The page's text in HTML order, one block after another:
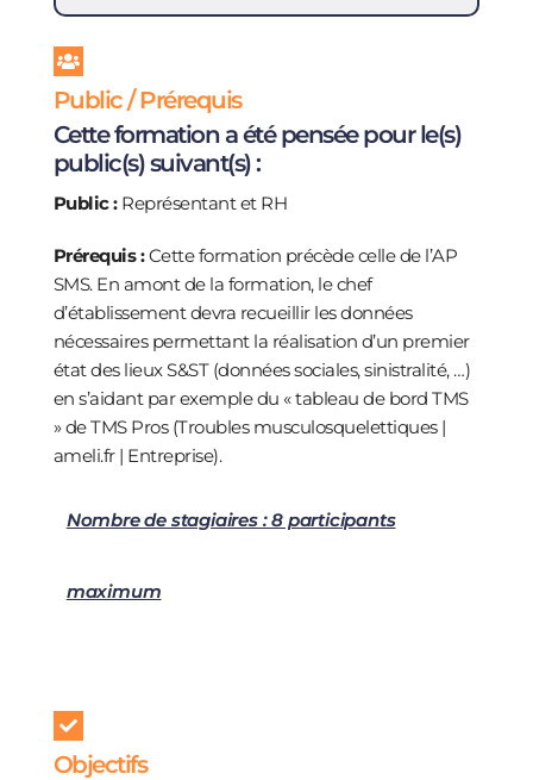
Public / Prérequis
Cette formation a été pensée pour le(s)
public(s) suivant(s) :
Public : Représentant et RH
Prérequis :Cette formation précède celle de l’AP
SMS. En amont de la formation, le chef
d’établissement devra recueillir les données
nécessaires permettant la réalisation d’un premier
état des lieux S&ST (données sociales, sinistralité, …)
en s’aidant par exemple du « tableau de bord TMS
» de TMS Pros (Troubles musculosquelettiques |
ameli.fr | Entreprise).
Nombre de stagiaires : 8 participants
maximum
Objectifs